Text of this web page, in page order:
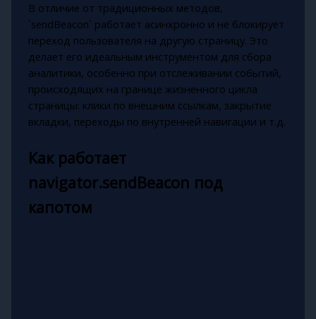
В отличие от традиционных методов,
`sendBeacon` работает асинхронно и не блокирует
переход пользователя на другую страницу. Это
делает его идеальным инструментом для сбора
аналитики, особенно при отслеживании событий,
происходящих на границе жизненного цикла
страницы: клики по внешним ссылкам, закрытие
вкладки, переходы по внутренней навигации и т.д.
Как работает
navigator.sendBeacon под
капотом